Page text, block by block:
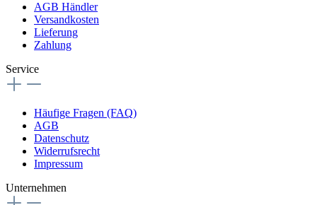
AGB Händler
Versandkosten
Lieferung
Zahlung
Service
Häufige Fragen (FAQ)
AGB
Datenschutz
Widerrufsrecht
Impressum
Unternehmen